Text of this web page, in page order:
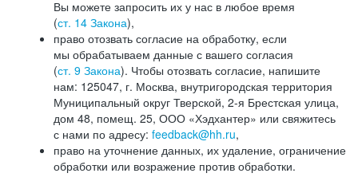
Вы можете запросить их у нас в любое время
(ст. 14 Закона),
право отозвать согласие на обработку, если
мы обрабатываем данные с вашего согласия
(ст. 9 Закона). Чтобы отозвать согласие, напишите
нам: 125047, г. Москва, внутригородская территория
Муниципальный округ Тверской, 2-я Брестская улица,
дом 48, помещ. 25, ООО «Хэдхантер» или свяжитесь
с нами по адресу: feedback@hh.ru,
право на уточнение данных, их удаление, ограничение
обработки или возражение против обработки.